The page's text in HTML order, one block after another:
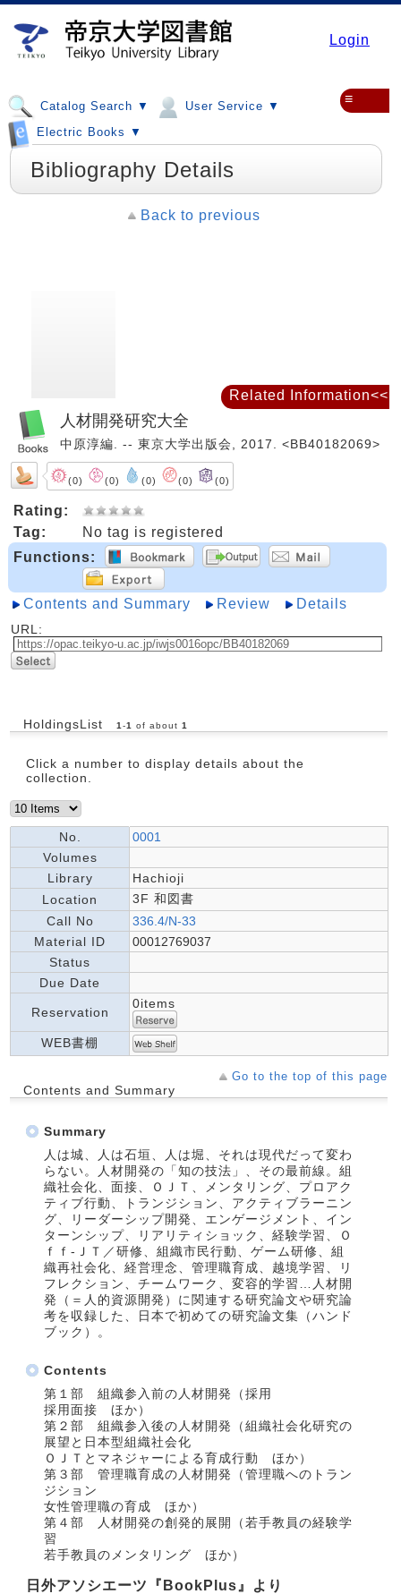
Login
Catalog Search ▼
User Service ▼
Electric Books ▼
≡
Bibliography Details
Back to previous
人材開発研究大全
中原淳編. -- 東京大学出版会, 2017. <BB40182069>
(0) (0) (0) (0) (0)
Rating:
Tag:
No tag is registered
Functions:
Contents and Summary Review Details
URL:
HoldingsList 1 -1 of about 1
Click a number to display details about the
collection.
No.
0001
Volumes
Library
Hachioji
Location
3F 和図書
Call No
336.4/N-33
Material ID
00012769037
Status
Due Date
Reservation
0items
WEB書棚
Go to the top of this page
Contents and Summary
Summary
人は城、人は石垣、人は堀、それは現代だって変わ
らない。人材開発の「知の技法」、その最前線。組
織社会化、面接、ＯＪＴ、メンタリング、プロアク
ティブ行動、トランジション、アクティブラーニン
グ、リーダーシップ開発、エンゲージメント、イン
ターンシップ、リアリティショック、経験学習、Ｏ
ｆｆ‐ＪＴ／研修、組織市民行動、ゲーム研修、組
織再社会化、経営理念、管理職育成、越境学習、リ
フレクション、チームワーク、変容的学習…人材開
発（＝人的資源開発）に関連する研究論文や研究論
考を収録した、日本で初めての研究論文集（ハンド
ブック）。
Contents
第１部 組織参入前の人材開発（採用
採用面接 ほか）
第２部 組織参入後の人材開発（組織社会化研究の
展望と日本型組織社会化
ＯＪＴとマネジャーによる育成行動 ほか）
第３部 管理職育成の人材開発（管理職へのトラン
ジション
女性管理職の育成 ほか）
第４部 人材開発の創発的展開（若手教員の経験学
習
若手教員のメンタリング ほか）
日外アソシエーツ『BookPlus』より
Related Information<<